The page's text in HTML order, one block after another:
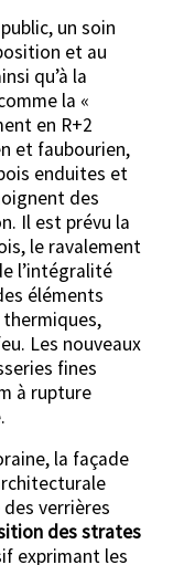
un soin
et au
qu’à la
la «
en R+2
et faubourien,
enduites et
des
Il est prévu la
le ravalement
l’intégralité
éléments
Les nouveaux
fines
à rupture
la façade
verrières
des strates
exprimant les